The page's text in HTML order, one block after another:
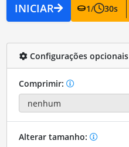
INICIAR 1/ 30s
Configurações opcionais
Comprimir:
Alterar tamanho: